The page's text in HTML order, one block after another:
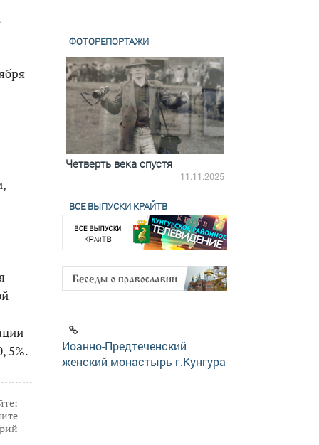
5%.
ФОТОРЕПОРТАЖИ
Четверть века спустя
11.11.2025
ВСЕ ВЫПУСКИ КРАЙТВ
Иоанно-Предтеченский
женский монастырь г.Кунгура